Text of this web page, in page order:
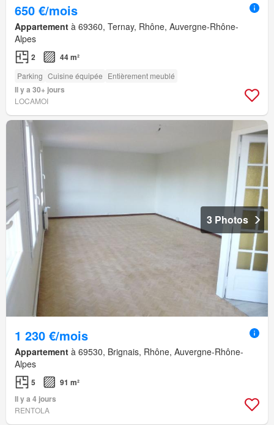
650 €/mois
Appartement à 69360, Ternay, Rhône, Auvergne-Rhône-
Alpes
2 44 m²
Parking Cuisine équipée Entièrement meublé
Il y a 30+ jours
LOCAMOI
3 Photos
1 230 €/mois
Appartement à 69530, Brignais, Rhône, Auvergne-Rhône-
Alpes
5
91 m²
Il y a 4 jours
RENTOLA